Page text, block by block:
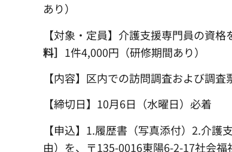
あり）
【対象・定員】介護支援専門員の資
料］ 1件4,000円（研修期間あり）
【内容】区内での訪問調査および調査
【締切日】10月6日（水曜日）必着
【申込】1.履歴書（写真添付）2.介
由）を、〒135-0016東陽6-2-17社会